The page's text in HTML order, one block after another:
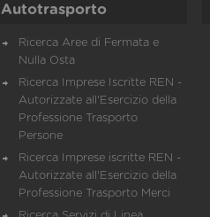
Autotrasporto
Ricerca Aree di Fermata e
Nulla Osta
Ricerca Imprese Iscritte REN -
Autorizzate all'Esercizio della
Professione Trasporto
Persone
Ricerca Imprese iscritte REN -
Autorizzate all'Esercizio della
Professione Trasporto Merci